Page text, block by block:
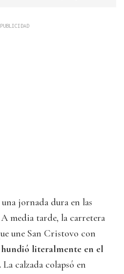
jornada dura en las
media tarde, la carretera
une San Cristovo con
hundió literalmente en el
La calzada colapsó en